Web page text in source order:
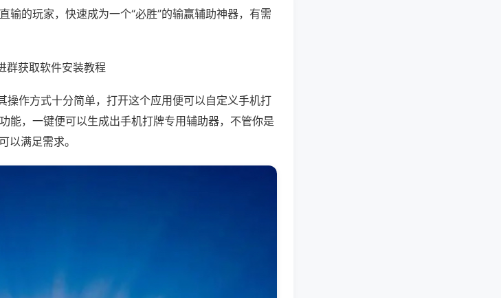
输的玩家，快速成为一个“必胜”的输赢辅助神器，有需
获取软件安装教程
操作方式十分简单，打开这个应用便可以自定义手机打
能，一键便可以生成出手机打牌专用辅助器，不管你是
以满足需求。